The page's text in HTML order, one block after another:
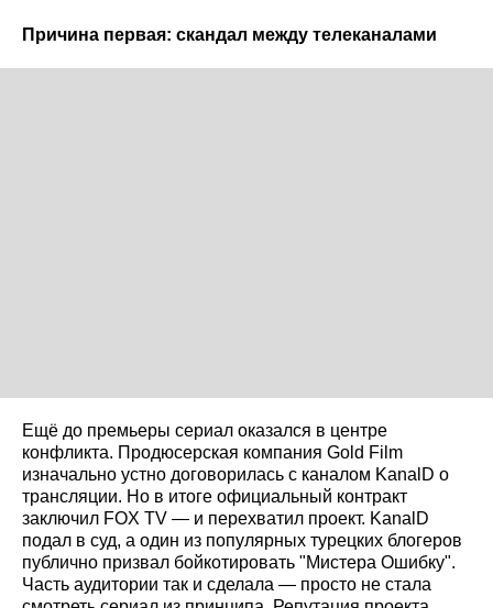
Причина первая: скандал между телеканалами
Ещё до премьеры сериал оказался в центре
конфликта. Продюсерская компания Gold Film
изначально устно договорилась с каналом KanalD о
трансляции. Но в итоге официальный контракт
заключил FOX TV — и перехватил проект. KanalD
подал в суд, а один из популярных турецких блогеров
публично призвал бойкотировать "Мистера Ошибку".
Часть аудитории так и сделала — просто не стала